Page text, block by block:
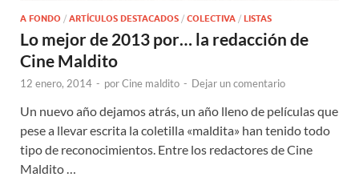
A FONDO / ARTÍCULOS DESTACADOS / COLECTIVA / LISTAS
Lo mejor de 2013 por… la redacción de
Cine Maldito
12 enero, 2014 - porCine maldito - Dejar un comentario
Un nuevo año dejamos atrás, un año lleno de películas que
pese a llevar escrita la coletilla «maldita» han tenido todo
tipo de reconocimientos. Entre los redactores de Cine
Maldito …